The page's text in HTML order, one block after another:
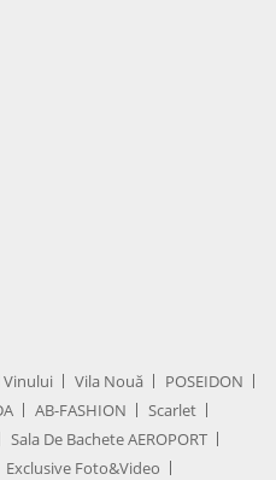
Vinului Vila Nouă
POSEIDON
AB-FASHION
Scarlet
Sala De Bachete AEROPORT
Exclusive Foto&Video